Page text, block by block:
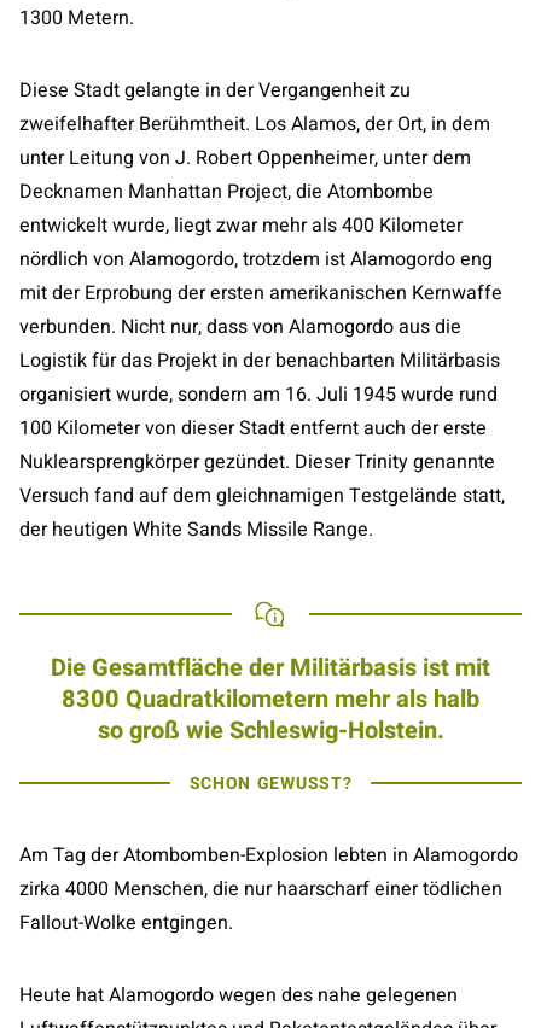
1300 Metern.
Diese Stadt gelangte in der Vergangenheit zu
zweifelhafter Berühmtheit. Los Alamos, der Ort, in dem
unter Leitung von J. Robert Oppenheimer, unter dem
Decknamen Manhattan Project, die Atombombe
entwickelt wurde, liegt zwar mehr als 400 Kilometer
nördlich von Alamogordo, trotzdem ist Alamogordo eng
mit der Erprobung der ersten amerikanischen Kernwaffe
verbunden. Nicht nur, dass von Alamogordo aus die
Logistik für das Projekt in der benachbarten Militärbasis
organisiert wurde, sondern am 16. Juli 1945 wurde rund
100 Kilometer von dieser Stadt entfernt auch der erste
Nuklearsprengkörper gezündet. Dieser Trinity genannte
Versuch fand auf dem gleichnamigen Testgelände statt,
der heutigen White Sands Missile Range.
Die Gesamtfläche der Militärbasis ist mit
8300 Quadratkilometern mehr als halb
so groß wie Schleswig-Holstein.
SCHON GEWUSST?
Am Tag der Atombomben-Explosion lebten in Alamogordo
zirka 4000 Menschen, die nur haarscharf einer tödlichen
Fallout-Wolke entgingen.
Heute hat Alamogordo wegen des nahe gelegenen